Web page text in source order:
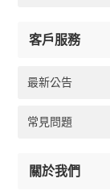
客戶服務
最新公告
常見問題
關於我們